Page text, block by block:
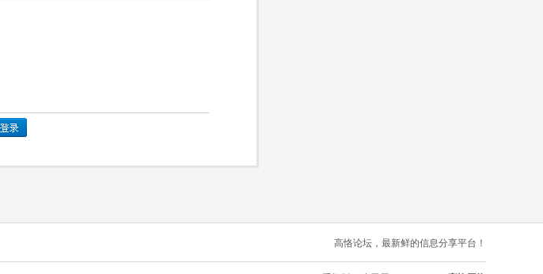
高恪论坛，最新鲜的信息分享平台！